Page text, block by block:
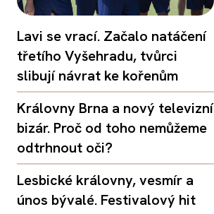
Lavi se vrací. Začalo natáčení
třetího Vyšehradu, tvůrci
slibují návrat ke kořenům
Královny Brna a nový televizní
bizár. Proč od toho nemůžeme
odtrhnout oči?
Lesbické královny, vesmír a
únos bývalé. Festivalový hit